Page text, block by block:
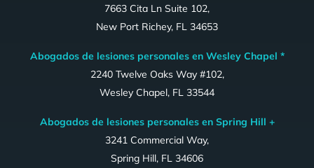
7663 Cita Ln Suite 102,
New Port Richey, FL 34653
Abogados de lesiones personales en Wesley Chapel *
2240 Twelve Oaks Way #102,
Wesley Chapel, FL 33544
Abogados de lesiones personales en Spring Hill +
3241 Commercial Way,
Spring Hill, FL 34606